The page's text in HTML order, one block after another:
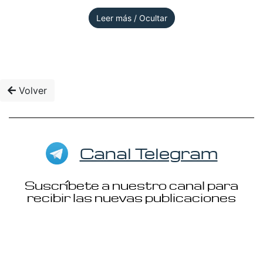
Leer más / Ocultar
Volver
Canal Telegram
Suscríbete a nuestro canal para
recibir las nuevas publicaciones